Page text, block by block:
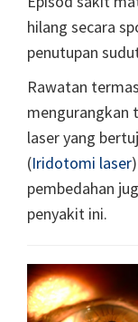
hilang secara
penutupan
Rawatan
mengurangkan
laser yang
(Iridotomi laser
pembedahan
penyakit ini.